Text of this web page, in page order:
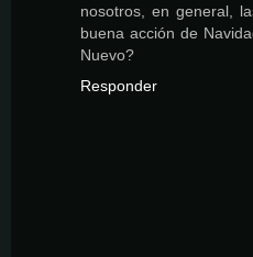
nosotros, en general,
buena acción de
Nuevo?
Responder